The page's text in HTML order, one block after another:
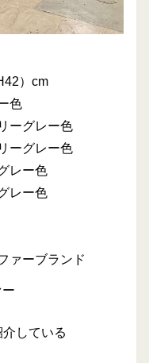
）cm
色
ーグレー色
ーグレー色
レー色
レー色
ァーブランド
介している